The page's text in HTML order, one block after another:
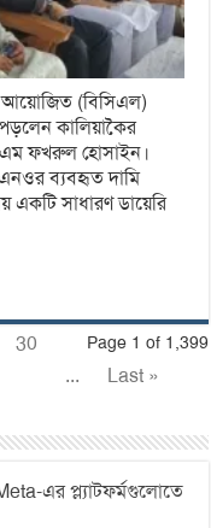
আয়োজিত (বিসিএল)
কালিয়াকৈর
ফখরুল হোসাইন।
ব্যবহৃত দামি
একটি সাধারণ ডায়েরি
Page 1 of 1,399
30
...
Last »
এর প্ল্যাটফর্মগুলোতে